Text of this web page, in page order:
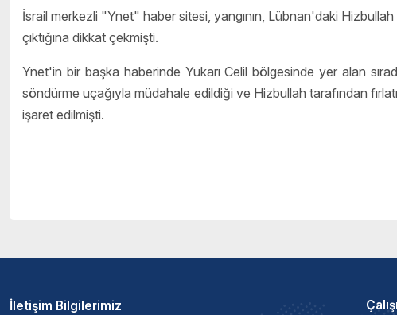
İsrail merkezli "Ynet" haber sitesi, yangının, Lübnan'daki
çıktığına dikkat çekmişti.
Ynet'in bir başka haberinde Yukarı Celil bölgesinde yer alan
söndürme uçağıyla müdahale edildiği ve Hizbullah tarafından
işaret edilmişti.
İletişim Bilgilerimiz